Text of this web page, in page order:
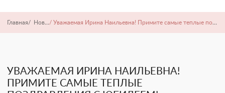
Главная/ Новости /Уважаемая Ирина Наильевна! Примите самые теплые поздравления с ЮБИЛЕЕМ!
УВАЖАЕМАЯ ИРИНА НАИЛЬЕВНА!
ПРИМИТЕ САМЫЕ ТЕПЛЫЕ